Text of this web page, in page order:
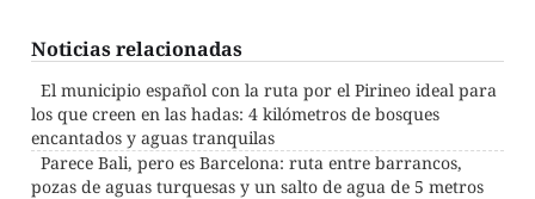
Noticias relacionadas
El municipio español con la ruta por el Pirineo ideal para
los que creen en las hadas: 4 kilómetros de bosques
encantados y aguas tranquilas
Parece Bali, pero es Barcelona: ruta entre barrancos,
pozas de aguas turquesas y un salto de agua de 5 metros